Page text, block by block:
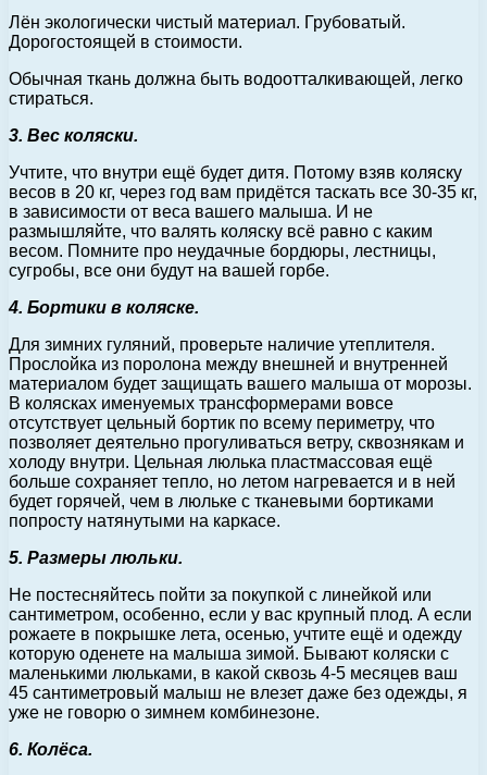
Лён экологически чистый материал. Грубоватый.
Дорогостоящей в стоимости.
Обычная ткань должна быть водоотталкивающей, легко
стираться.
3. Вес коляски.
Учтите, что внутри ещё будет дитя. Потому взяв коляску
весов в 20 кг, через год вам придётся таскать все 30-35 кг,
в зависимости от веса вашего малыша. И не
размышляйте, что валять коляску всё равно с каким
весом. Помните про неудачные бордюры, лестницы,
сугробы, все они будут на вашей горбе.
4. Бортики в коляске.
Для зимних гуляний, проверьте наличие утеплителя.
Прослойка из поролона между внешней и внутренней
материалом будет защищать вашего малыша от морозы.
В колясках именуемых трансформерами вовсе
отсутствует цельный бортик по всему периметру, что
позволяет деятельно прогуливаться ветру, сквознякам и
холоду внутри. Цельная люлька пластмассовая ещё
больше сохраняет тепло, но летом нагревается и в ней
будет горячей, чем в люльке с тканевыми бортиками
попросту натянутыми на каркасе.
5. Размеры люльки.
Не постесняйтесь пойти за покупкой с линейкой или
сантиметром, особенно, если у вас крупный плод. А если
рожаете в покрышке лета, осенью, учтите ещё и одежду
которую оденете на малыша зимой. Бывают коляски с
маленькими люльками, в какой сквозь 4-5 месяцев ваш
45 сантиметровый малыш не влезет даже без одежды, я
уже не говорю о зимнем комбинезоне.
6. Колёса.